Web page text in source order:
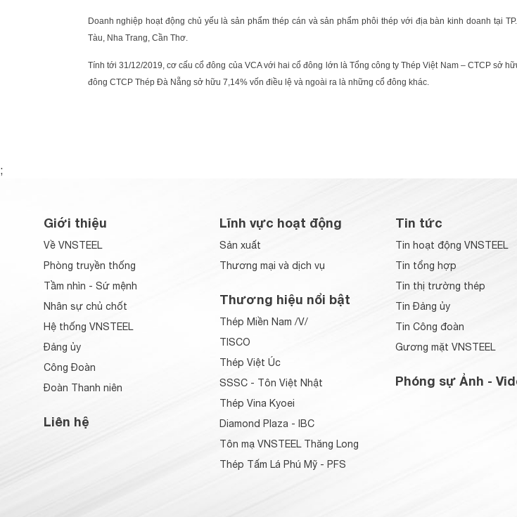
Doanh nghiệp hoạt động chủ yếu là sản phẩm thép cán và sản phẩm phôi thép với địa bàn kinh doanh tại
Tàu, Nha Trang, Cần Thơ.
Tính tới 31/12/2019, cơ cấu cổ đông của VCA với hai cổ đông lớn là Tổng công ty Thép Việt Nam – CTCP sở
đông CTCP Thép Đà Nẵng sở hữu 7,14% vốn điều lệ và ngoài ra là những cổ đông khác.
;
Giới thiệu
Về VNSTEEL
Phòng truyền thống
Tầm nhìn - Sứ mệnh
Nhân sự chủ chốt
Hệ thống VNSTEEL
Đảng ủy
Công Đoàn
Đoàn Thanh niên
Liên hệ
Lĩnh vực hoạt động
Sản xuất
Thương mại và dịch vụ
Thương hiệu nổi bật
Thép Miền Nam /V/
TISCO
Thép Việt Úc
SSSC - Tôn Việt Nhật
Thép Vina Kyoei
Diamond Plaza - IBC
Tôn mạ VNSTEEL Thăng Long
Thép Tấm Lá Phú Mỹ - PFS
Tin tức
Tin hoạt động VNSTEEL
Tin tổng hợp
Tin thị trường thép
Tin Đảng ủy
Tin Công đoàn
Gương mặt VNSTEEL
Phóng sự Ảnh -